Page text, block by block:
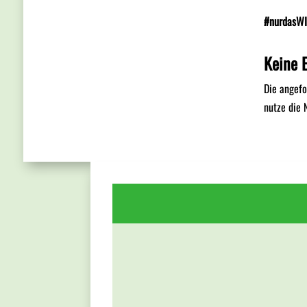
Keine
Die
nutze die